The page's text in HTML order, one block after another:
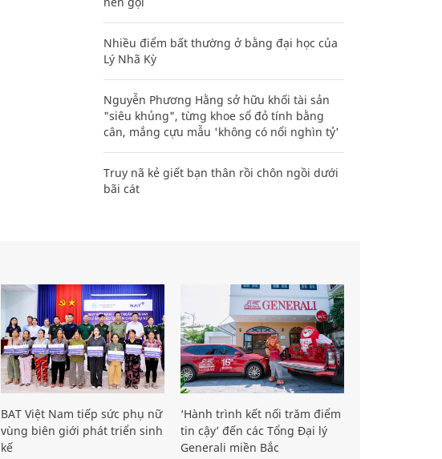
Nhiều điểm bất thường ở bằng đại học của
Lý Nhã Kỳ
Nguyễn Phương Hằng sở hữu khối tài sản
"siêu khủng", từng khoe sổ đỏ tính bằng
cân, mắng cựu mẫu 'không có nổi nghìn tỷ'
Truy nã kẻ giết bạn thân rồi chôn ngồi dưới
bãi cát
BAT Việt Nam tiếp sức phụ nữ
vùng biên giới phát triển sinh
kế
‘Hành trình kết nối trăm điểm
tin cậy’ đến các Tổng Đại lý
Generali miền Bắc